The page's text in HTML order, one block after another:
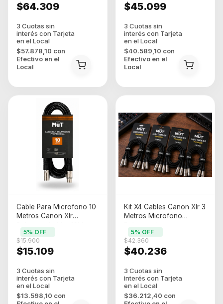
$64.309
$57.878,10 con
Efectivo en el
Local
$45.099
$40.589,10 con
Efectivo en el
Local
Cable Para Microfono 10
Metros Canon Xlr
Balanceado Mut 10M
$15.109
$15.900
5% OFF
$13.598,10 con
Kit X4 Cables Canon Xlr 3
Metros Microfono
Balanceado
$40.236
$42.360
5% OFF
$36.212,40 con